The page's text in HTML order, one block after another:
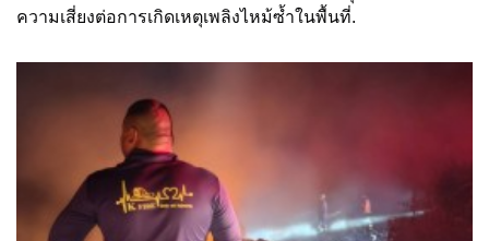
ความเสี่ยงต่อการเกิดเหตุเพลิงไหม้ซ้ำในพื้นที่.